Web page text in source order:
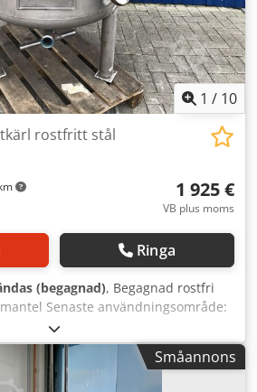
1 / 10
rostfritt stål
1 925 €
VB plus moms
Ringa
(begagnad), Begagnad rostfri
Senaste användningsområde:
RENGJORD! Artikelnummer: 10247
på ben Material
/ AISI304 Utförande:
Klöpperbotten Topplock: Plattlock
Småannons